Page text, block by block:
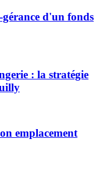
d'un fonds
: la stratégie
emplacement